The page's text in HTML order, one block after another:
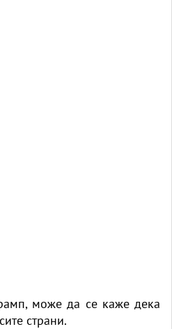
може да се каже дека
страни.